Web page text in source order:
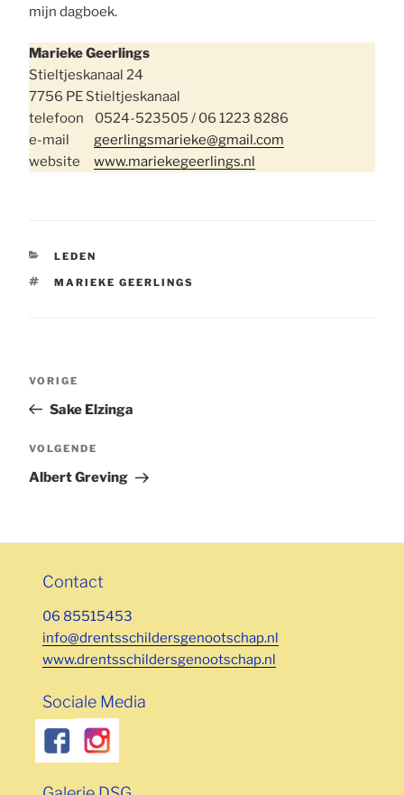
mijn dagboek.
Marieke Geerlings
Stieltjeskanaal 24
7756 PE Stieltjeskanaal
telefoon 0524-523505 / 06 1223 8286
e-mailgeerlingsmarieke@gmail.com
websitewww.mariekegeerlings.nl
CATEGORIEËN
LEDEN
TAGS
MARIEKE GEERLINGS
Bericht
Vorig
bericht
VORIGE
Sake Elzinga
Volgend
bericht
VOLGENDE
Albert Greving
Contact
06 85515453
info@drentsschildersgenootschap.nl
www.drentsschildersgenootschap.nl
Sociale Media